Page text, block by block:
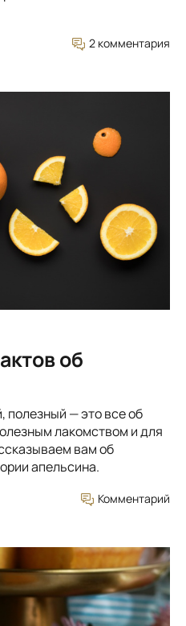
2 комментария
об
полезный — это все об
лакомством и для
вам об
апельсина.
Комментарий